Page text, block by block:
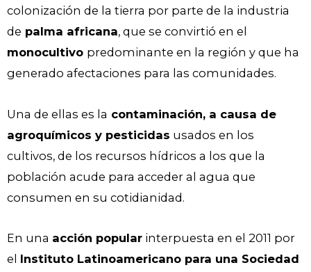
colonización de la tierra por parte de la industria
de palma africana, que se convirtió en el
monocultivo predominante en la región y que ha
generado afectaciones para las comunidades.
Una de ellas es la contaminación, a causa de
agroquímicos y pesticidas usados en los
cultivos, de los recursos hídricos a los que la
población acude para acceder al agua que
consumen en su cotidianidad.
En una acción popular interpuesta en el 2011 por
el Instituto Latinoamericano para una Sociedad